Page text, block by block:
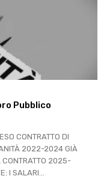
Pubblico
CONTRATTO DI
2022-2024 GIÀ
CONTRATTO 2025-
I SALARI...